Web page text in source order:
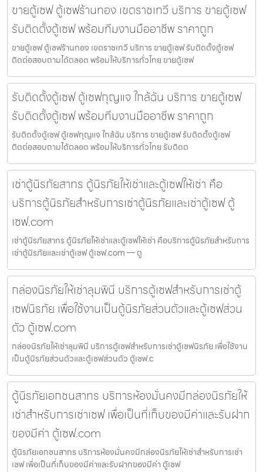
ขายตู้เซฟ ตู้เซฟร้านทอง เขตราชเทวี บริการ ขายตู้เซฟ
รับติดตั้งตู้เซฟ พร้อมทีมงานมืออาชีพ ราคาถูก
ขายตู้เซฟ ตู้เซฟร้านทอง เขตราชเทวี บริการ ขายตู้เซฟ รับติดตั้งตู้เซฟ
ติดต่อสอบถามได้ตลอด พร้อมให้บริการทั่วไทย ขายตู้เซฟ
รับติดตั้งตู้เซฟ ตู้เซฟกุญแจ ใกล้ฉัน บริการ ขายตู้เซฟ
รับติดตั้งตู้เซฟ พร้อมทีมงานมืออาชีพ ราคาถูก
รับติดตั้งตู้เซฟ ตู้เซฟกุญแจ ใกล้ฉัน บริการ ขายตู้เซฟ รับติดตั้งตู้เซฟ
ติดต่อสอบถามได้ตลอด พร้อมให้บริการทั่วไทย รับติดต
เช่าตู้นิรภัยสาทร ตู้นิรภัยให้เช่าและตู้เซฟให้เช่า คือ
บริการตู้นิรภัยสำหรับการเช่าตู้นิรภัยและเช่าตู้เซฟ ตู้
เซฟ.com
เช่าตู้นิรภัยสาทร ตู้นิรภัยให้เช่าและตู้เซฟให้เช่า คือบริการตู้นิรภัยสำหรับการ
เช่าตู้นิรภัยและเช่าตู้เซฟ ตู้เซฟ.com — ตู
กล่องนิรภัยให้เช่าลุมพินี บริการตู้เซฟสำหรับการเช่าตู้
เซฟนิรภัย เพื่อใช้งานเป็นตู้นิรภัยส่วนตัวและตู้เซฟส่วน
ตัว ตู้เซฟ.com
กล่องนิรภัยให้เช่าลุมพินี บริการตู้เซฟสำหรับการเช่าตู้เซฟนิรภัย เพื่อใช้งาน
เป็นตู้นิรภัยส่วนตัวและตู้เซฟส่วนตัว ตู้เซฟ.c
ตู้นิรภัยเอกชนสาทร บริการห้องมั่นคงมีกล่องนิรภัยให้
เช่าสำหรับการเช่าเซฟ เพื่อเป็นที่เก็บของมีค่าและรับฝาก
ของมีค่า ตู้เซฟ.com
ตู้นิรภัยเอกชนสาทร บริการห้องมั่นคงมีกล่องนิรภัยให้เช่าสำหรับการเช่า
เซฟ เพื่อเป็นที่เก็บของมีค่าและรับฝากของมีค่า ตู้เซฟ